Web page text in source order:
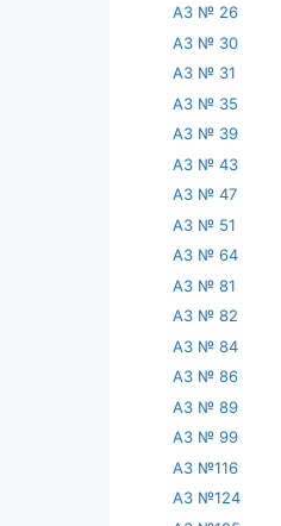
АЗ № 26
АЗ № 30
АЗ № 31
АЗ № 35
АЗ № 39
АЗ № 43
АЗ № 47
АЗ № 51
АЗ № 64
АЗ № 81
АЗ № 82
АЗ № 84
АЗ № 86
АЗ № 89
АЗ № 99
АЗ №116
АЗ №124